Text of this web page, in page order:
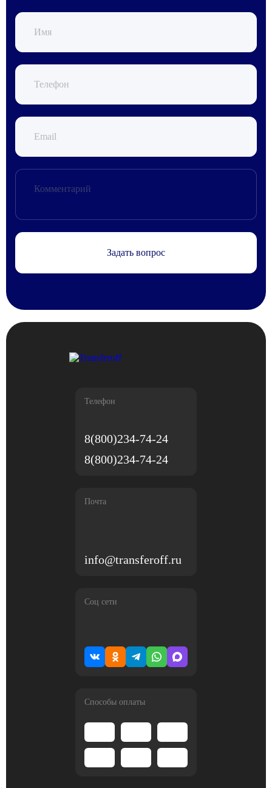
Задать вопрос
Телефон
8(800)234-74-24
8(800)234-74-24
Почта
info@transferoff.ru
Соц сети
Способы оплаты